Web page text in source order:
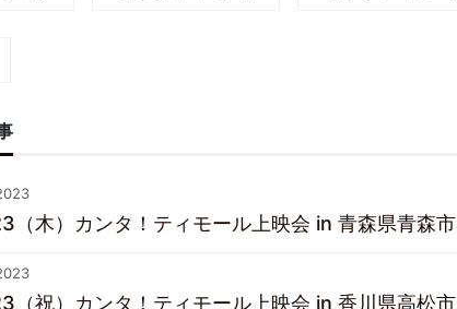
（木）カンタ！ティモール上映会 in 青森県青森市
（祝）カンタ！ティモール上映会 in 香川県高松市